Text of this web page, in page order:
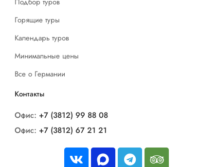
Горящие туры
Календарь туров
Минимальные цены
Все о Германии
Контакты
Офис: +7 (3812) 99 88 08
Офис: +7 (3812) 67 21 21